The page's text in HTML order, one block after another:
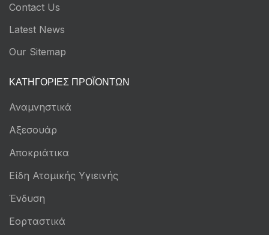
Contact Us
Latest News
Our Sitemap
ΚΑΤΗΓΟΡΊΕΣ ΠΡΟΪΌΝΤΩΝ
Αναμνηστικά
Αξεσουάρ
Αποκριάτικα
Είδη Ατομικής Υγιεινής
Ένδυση
Εορταστικά